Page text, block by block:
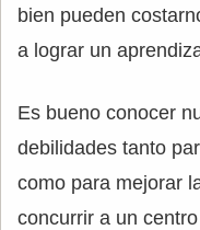
bien pueden
a lograr un
Es bueno conocer
debilidades tanto
como para mejorar
concurrir a un